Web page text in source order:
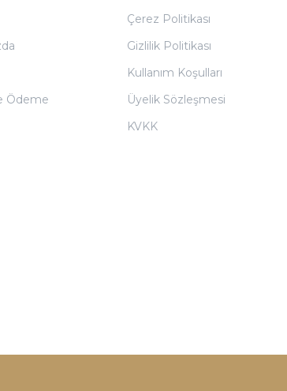
Ödeme
Çerez Politikası
Gizlilik Politikası
Kullanım Koşulları
Üyelik Sözleşmesi
KVKK